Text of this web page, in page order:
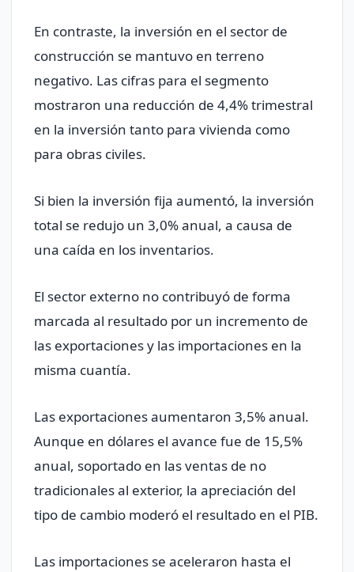
En contraste, la inversión en el sector de
construcción se mantuvo en terreno
negativo. Las cifras para el segmento
mostraron una reducción de 4,4% trimestral
en la inversión tanto para vivienda como
para obras civiles.
Si bien la inversión fija aumentó, la inversión
total se redujo un 3,0% anual, a causa de
una caída en los inventarios.
El sector externo no contribuyó de forma
marcada al resultado por un incremento de
las exportaciones y las importaciones en la
misma cuantía.
Las exportaciones aumentaron 3,5% anual.
Aunque en dólares el avance fue de 15,5%
anual, soportado en las ventas de no
tradicionales al exterior, la apreciación del
tipo de cambio moderó el resultado en el PIB.
Las importaciones se aceleraron hasta el